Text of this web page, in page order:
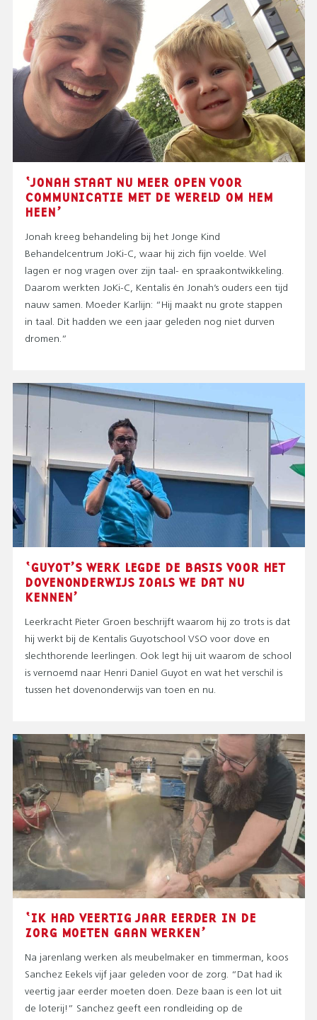
‘JONAH STAAT NU MEER OPEN VOOR
COMMUNICATIE MET DE WERELD OM HEM
HEEN’
Jonah kreeg behandeling bij het Jonge Kind
Behandelcentrum JoKi-C, waar hij zich fijn voelde. Wel
lagen er nog vragen over zijn taal- en spraakontwikkeling.
Daarom werkten JoKi-C, Kentalis én Jonah’s ouders een tijd
nauw samen. Moeder Karlijn: “Hij maakt nu grote stappen
in taal. Dit hadden we een jaar geleden nog niet durven
dromen.”
‘GUYOT’S WERK LEGDE DE BASIS VOOR HET
DOVENONDERWIJS ZOALS WE DAT NU
KENNEN’
Leerkracht Pieter Groen beschrijft waarom hij zo trots is dat
hij werkt bij de Kentalis Guyotschool VSO voor dove en
slechthorende leerlingen. Ook legt hij uit waarom de school
is vernoemd naar Henri Daniel Guyot en wat het verschil is
tussen het dovenonderwijs van toen en nu.
‘IK HAD VEERTIG JAAR EERDER IN DE
ZORG MOETEN GAAN WERKEN’
Na jarenlang werken als meubelmaker en timmerman, koos
Sanchez Eekels vijf jaar geleden voor de zorg. “Dat had ik
veertig jaar eerder moeten doen. Deze baan is een lot uit
de loterij!” Sanchez geeft een rondleiding op de